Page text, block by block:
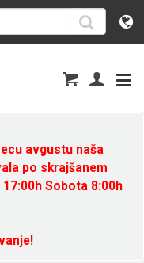
avgustu naša
po skrajšanem
Sobota 8:00h